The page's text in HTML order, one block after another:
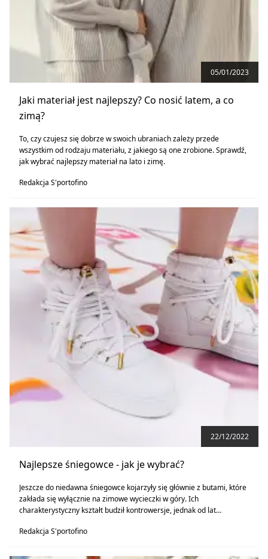
05/01/2023
Jaki materiał jest najlepszy? Co nosić latem, a co
zimą?
To, czy czujesz się dobrze w swoich ubraniach zależy przede
wszystkim od rodzaju materiału, z jakiego są one zrobione. Sprawdź,
jak wybrać najlepszy materiał na lato i zimę.
Redakcja S'portofino
22/12/2022
Najlepsze śniegowce - jak je wybrać?
Jeszcze do niedawna śniegowce kojarzyły się głównie z butami, które
zakłada się wyłącznie na zimowe wycieczki w góry. Ich
charakterystyczny kształt budził kontrowersje, jednak od lat
Redakcja S'portofino